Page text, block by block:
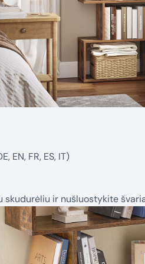
EN, FR, ES, IT)
skudurėliu ir nušluostykite